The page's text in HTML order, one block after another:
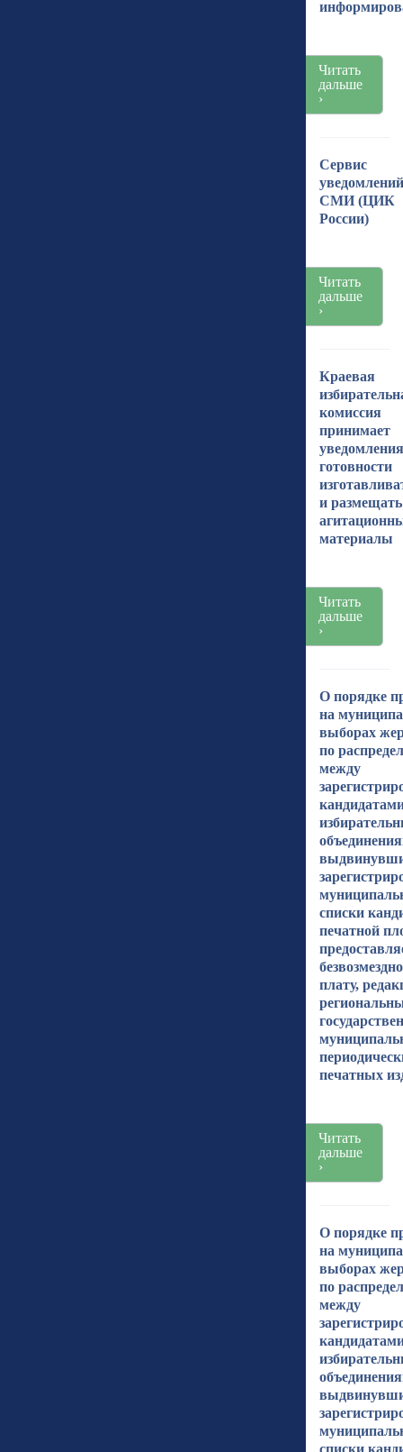
Читать
дальше
›
Сервис
уведомлений
СМИ (ЦИК
России)
Читать
дальше
›
Краевая
комиссия
принимает
готовности
и размещать
материалы
Читать
дальше
›
О порядке
на
выборах
по
между
списки
печатной
плату,
печатных
Читать
дальше
›
О порядке
на
выборах
по
между
списки